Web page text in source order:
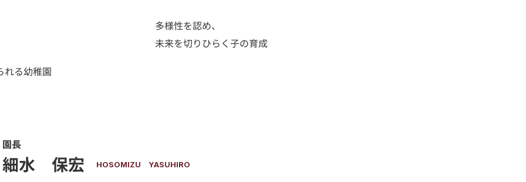
れる幼稚園
多様性を認め、
未来を切りひらく子の育成
園長
細水 保宏 HOSOMIZU YASUHIRO